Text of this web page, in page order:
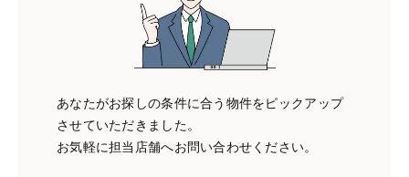
あなたがお探しの条件に合う物件をピックアップ
させていただきました。
お気軽に担当店舗へお問い合わせください。